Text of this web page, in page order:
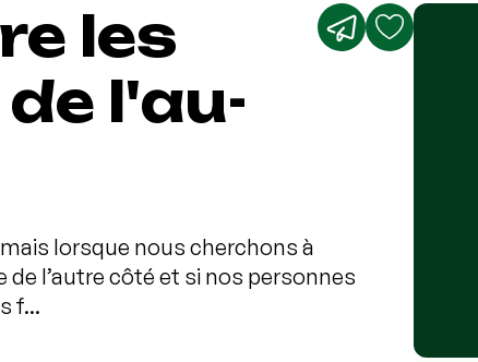
les
l'au-
lorsque nous cherchons à
l’autre côté et si nos personnes
f...